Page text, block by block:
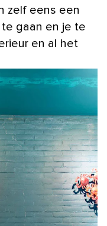
zelf eens een
gaan en je te
en al het